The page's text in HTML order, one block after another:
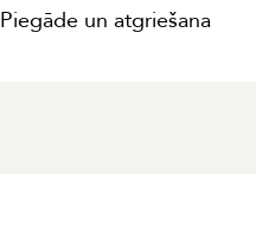
Piegāde un atgriešana